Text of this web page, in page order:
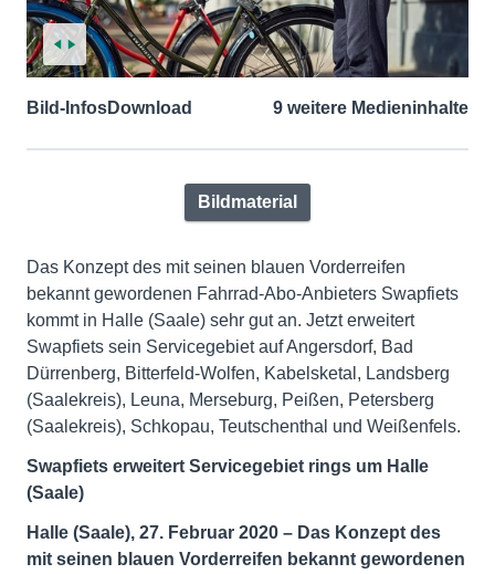
Bild-InfosDownload 9 weitere Medieninhalte
Bildmaterial
Das Konzept des mit seinen blauen Vorderreifen
bekannt gewordenen Fahrrad-Abo-Anbieters Swapfiets
kommt in Halle (Saale) sehr gut an. Jetzt erweitert
Swapfiets sein Servicegebiet auf Angersdorf, Bad
Dürrenberg, Bitterfeld-Wolfen, Kabelsketal, Landsberg
(Saalekreis), Leuna, Merseburg, Peißen, Petersberg
(Saalekreis), Schkopau, Teutschenthal und Weißenfels.
Swapfiets erweitert Servicegebiet rings um Halle
(Saale)
Halle (Saale), 27. Februar 2020 – Das Konzept des
mit seinen blauen Vorderreifen bekannt gewordenen